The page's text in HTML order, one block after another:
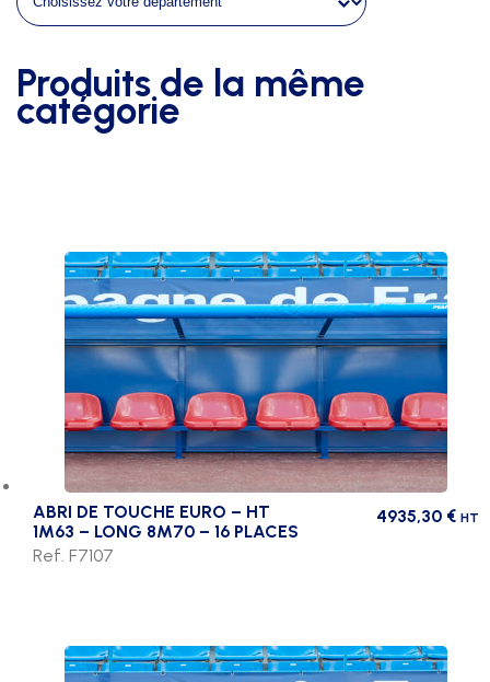
noeud
noir
Produits de la même
catégorie
ABRI DE TOUCHE EURO – HT
1M63 – LONG 8M70 – 16 PLACES
4935,30 € HT
Ref. F7107